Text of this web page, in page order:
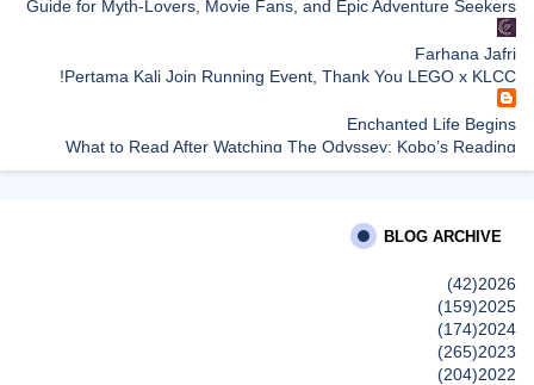
Guide for Myth-Lovers, Movie Fans, and Epic Adventure Seekers
Farhana Jafri
Pertama Kali Join Running Event, Thank You LEGO x KLCC!
Enchanted Life Begins
What to Read After Watching The Odyssey: Kobo’s Reading
Guide for Myth-Lovers, Movie Fans, and Epic Adventure Seekers
What to Read After Watching The Odyssey: Kobo’s Reading
إظهار الكل
BLOG ARCHIVE
2026
(42)
2025
(159)
2024
(174)
2023
(265)
2022
(204)